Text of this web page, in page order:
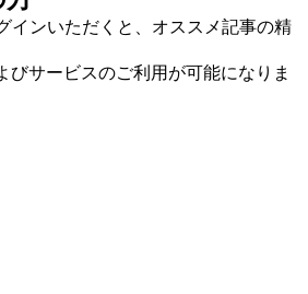
インいただくと、オススメ記事の精
びサービスのご利用が可能になりま